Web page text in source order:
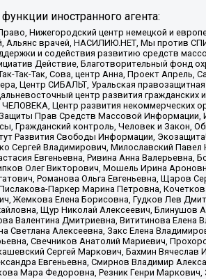
иностранного агента:
Нижегородский центр немецкой и
Альянс врачей, НАСИЛИЮ.НЕТ, Мы против
и содействия развитию средств
Действие, Благотворительный
Так-Так, Сова, центр Анна, Проект
Центр СИБАЛЬТ, Уральская
центр развития
Центр развития некоммерческих
Прав Средств Массовой Информации,
Гражданский контроль, Человек и Закон,
Развития Свободы Информации,
Сергей Владимирович, Милославский
Евгеньевна, Ривина Анна
Олег Викторович, Мошель Ирина
Романова Ольга Евгеньевна, Щаров
Паркер Марина Петровна,
Жемкова Елена Борисовна, Гудков Лев
Щур Николай Алексеевич,
Валентина Дмитриевна, Вититинова
Светлана Алексеевна, Закс Елена
Свечников Анатолий Мариевич,
Сергей Маркович, Бахмин
Евгеньевна, Смирнов Владимир
Мара Федоровна, Резник Генри Маркович,